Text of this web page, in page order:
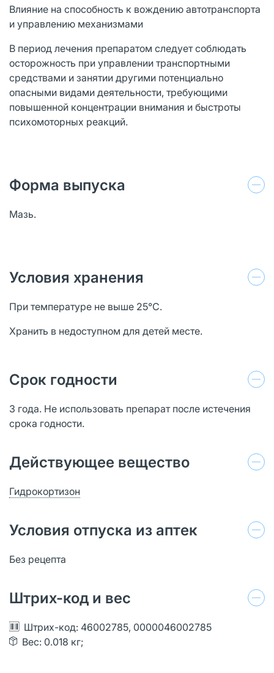
Влияние на способность к вождению автотранспорта
и управлению механизмами
В период лечения препаратом следует соблюдать
осторожность при управлении транспортными
средствами и занятии другими потенциально
опасными видами деятельности, требующими
повышенной концентрации внимания и быстроты
психомоторных реакций.
Форма выпуска
Мазь.
Условия хранения
При температуре не выше 25°С.
Хранить в недоступном для детей месте.
Срок годности
3 года. Не использовать препарат после истечения
срока годности.
Действующее вещество
Гидрокортизон
Условия отпуска из аптек
Без рецепта
Штрих-код и вес
Штрих-код: 46002785, 0000046002785
Вес: 0.018 кг;